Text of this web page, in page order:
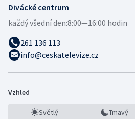
Divácké centrum
každý všední den:8:00—16:00 hodin
261 136 113
info@ceskatelevize.cz
Vzhled
Světlý Tmavý